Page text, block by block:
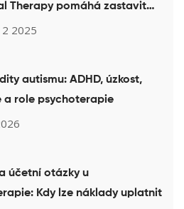
Therapy pomáhá zastavit
2025
autismu: ADHD, úzkost,
a role psychoterapie
účetní otázky u
Kdy lze náklady uplatnit